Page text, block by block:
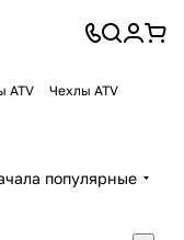
ATV Чехлы ATV
популярные